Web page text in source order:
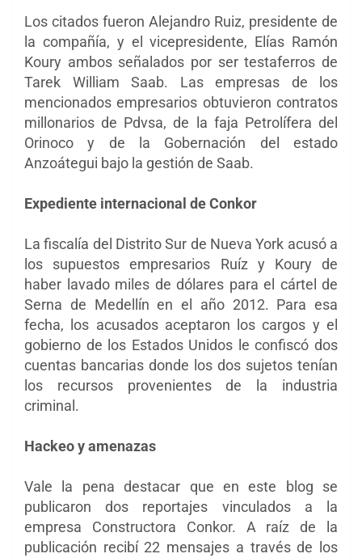
Los citados fueron Alejandro Ruiz, presidente de
la compañía, y el vicepresidente, Elías Ramón
Koury ambos señalados por ser testaferros de
Tarek William Saab. Las empresas de los
mencionados empresarios obtuvieron contratos
millonarios de Pdvsa, de la faja Petrolífera del
Orinoco y de la Gobernación del estado
Anzoátegui bajo la gestión de Saab.
Expediente internacional de Conkor
La fiscalía del Distrito Sur de Nueva York acusó a
los supuestos empresarios Ruíz y Koury de
haber lavado miles de dólares para el cártel de
Serna de Medellín en el año 2012. Para esa
fecha, los acusados aceptaron los cargos y el
gobierno de los Estados Unidos le confiscó dos
cuentas bancarias donde los dos sujetos tenían
los recursos provenientes de la industria
criminal.
Hackeo y amenazas
Vale la pena destacar que en este blog se
publicaron dos reportajes vinculados a la
empresa Constructora Conkor. A raíz de la
publicación recibí 22 mensajes a través de los